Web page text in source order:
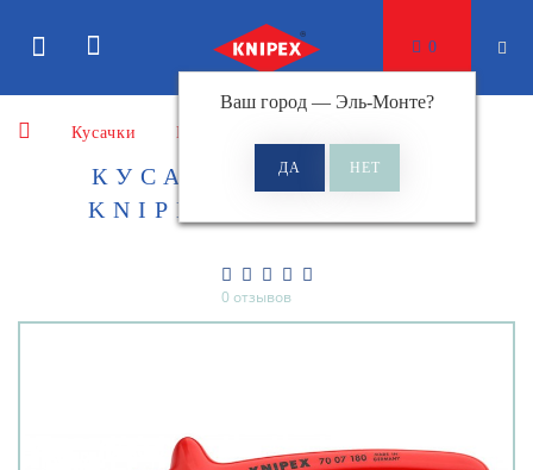
Ваш город — Эль-Монте?
0
Кусачки Кусачки боковые
КУСАЧКИ БОКОВЫЕ
KNIPEX KN-7007180
0 отзывов